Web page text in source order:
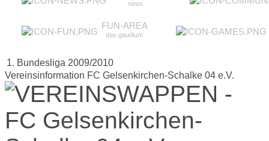
news
FUN-AREA
das gaudium
1. Bundesliga 2009/2010
Vereinsinformation FC Gelsenkirchen-Schalke 04 e.V.